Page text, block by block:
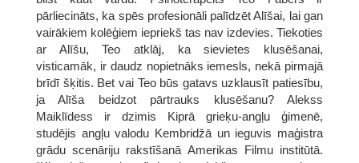
pārliecināts, ka spēs profesionāli palīdzēt Alīšai, lai gan
vairākiem kolēģiem iepriekš tas nav izdevies. Tiekoties
ar Alīšu, Teo atklāj, ka sievietes klusēšanai,
visticamāk, ir daudz nopietnāks iemesls, nekā pirmajā
brīdī šķitis. Bet vai Teo būs gatavs uzklausīt patiesību,
ja Alīša beidzot pārtrauks klusēšanu? Alekss
Maiklīdess ir dzimis Kiprā grieķu-angļu ģimenē,
studējis angļu valodu Kembridžā un ieguvis maģistra
grādu scenāriju rakstīšanā Amerikas Filmu institūtā.